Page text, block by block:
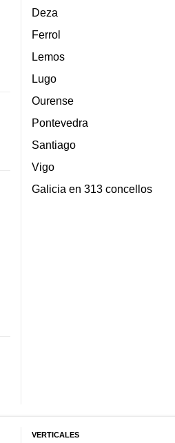
Deza
Ferrol
Lemos
Lugo
Ourense
Pontevedra
Santiago
Vigo
Galicia en 313 concellos
VERTICALES